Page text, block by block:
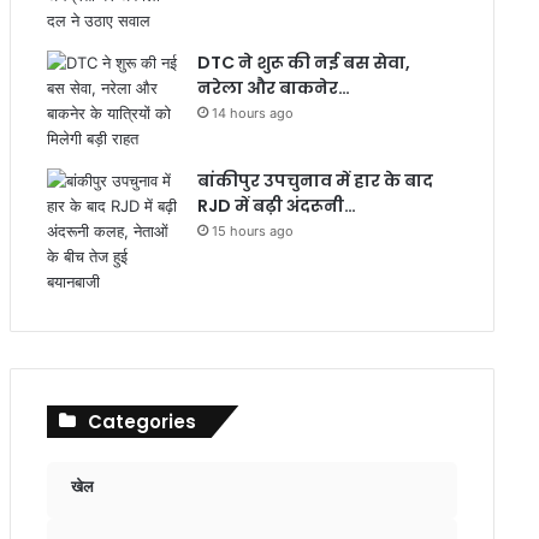
DTC ने शुरू की नई बस सेवा,
नरेला और बाकनेर…
14 hours ago
बांकीपुर उपचुनाव में हार के बाद
RJD में बढ़ी अंदरूनी…
15 hours ago
Categories
खेल